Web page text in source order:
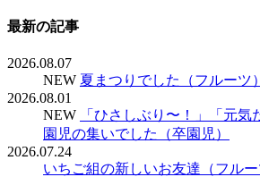
最新の記事
2026.08.07
NEW 夏まつりでした（フルーツ）
2026.08.01
NEW
「ひさしぶり〜！」「元
園児の集いでした（卒園児）
2026.07.24
いちご組の新しいお友達（フルー